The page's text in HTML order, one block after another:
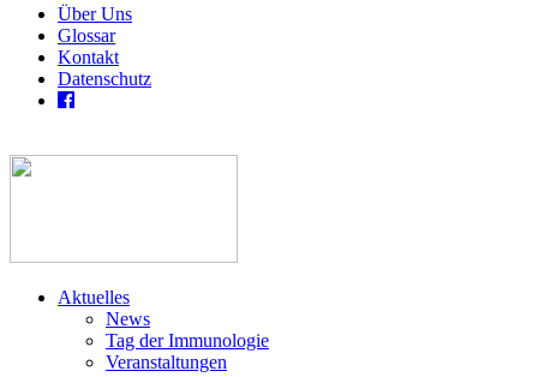
Über Uns
Glossar
Kontakt
Datenschutz
Aktuelles
News
Tag der Immunologie
Veranstaltungen